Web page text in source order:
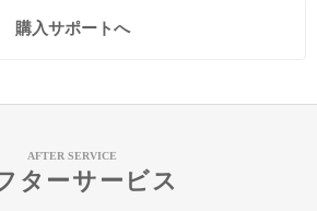
購入サポートへ
AFTER SERVICE
ターサービス